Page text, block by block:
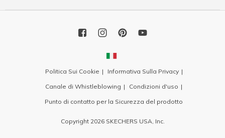
Politica Sui Cookie
Informativa Sulla Privacy
Canale di Whistleblowing
Condizioni d'uso
Punto di contatto per la Sicurezza del prodotto
Copyright 2026 SKECHERS USA, Inc.